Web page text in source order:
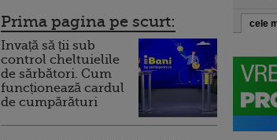
Prima pagina pe scurt:
Invață să ții sub
control cheltuielile
de sărbători. Cum
funcționează cardul
de cumpărături
cele